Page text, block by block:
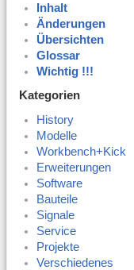
Inhalt
Änderungen
Übersichten
Glossar
Wichtig !!!
Kategorien
History
Modelle
Workbench+Kick
Erweiterungen
Software
Bauteile
Signale
Service
Projekte
Verschiedenes